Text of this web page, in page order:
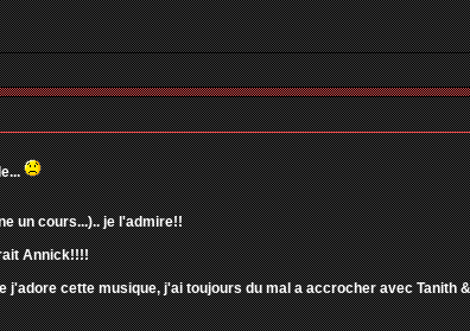
un cours...).. je l'admire!!
Annick!!!!
cette musique, j'ai toujours du mal a accrocher avec Tanith